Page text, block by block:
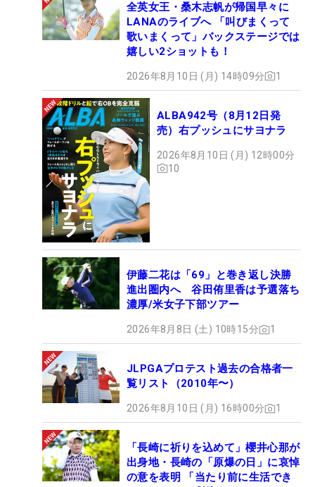
全英女王・桑木志帆が帰国早々に
LANAのライブへ 「叫びまくって
歌いまくって」バックステージでは
嬉しい2ショットも！
2026年8月10日 (月) 14時09分 1
ALBA942号（8月12日発
売）右プッシュにサヨナラ
2026年8月10日 (月) 12時00分
10
伊藤二花は「69」と巻き返し決勝
進出圏内へ 谷田侑里香は予選落ち
濃厚/米女子下部ツアー
2026年8月8日 (土) 10時15分 1
JLPGAプロテスト過去の合格者一
覧リスト（2010年〜）
2026年8月10日 (月) 16時00分 1
「長崎に祈りを込めて」櫻井心那が
出身地・長崎の「原爆の日」に哀悼
の意を表明 「当たり前に生活でき